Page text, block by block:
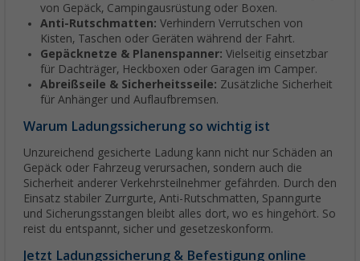
von Gepäck, Campingausrüstung oder Boxen.
Anti-Rutschmatten: Verhindern Verrutschen von
Kisten, Taschen oder Geräten während der Fahrt.
Gepäcknetze & Planenspanner: Vielseitig einsetzbar
für Dachträger, Heckboxen oder Garagen im Camper.
Abreißseile & Sicherheitsseile: Zusätzliche Sicherheit
für Anhänger und Auflaufbremsen.
Warum Ladungssicherung so wichtig ist
Unzureichend gesicherte Ladung kann nicht nur Schäden an
Gepäck oder Fahrzeug verursachen, sondern auch die
Sicherheit anderer Verkehrsteilnehmer gefährden. Durch den
Einsatz stabiler Zurrgurte, Anti-Rutschmatten, Spanngurte
und Sicherungsstangen bleibt alles dort, wo es hingehört. So
reist du entspannt, sicher und gesetzeskonform.
Jetzt Ladungssicherung & Befestigung online